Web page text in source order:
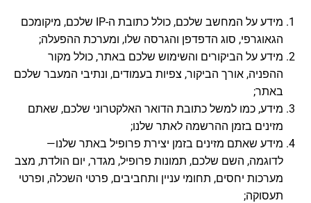
מידע על המחשב שלכם, כולל כתובת ה-IP שלכם, מיקומכם
הגאוגרפי, סוג הדפדפן והגרסה שלו, ומערכת ההפעלה;
מידע על הביקורים והשימוש שלכם באתר, כולל מקור
ההפניה, אורך הביקור, צפיות בעמודים, ונתיבי המעבר שלכם
באתר;
מידע, כמו למשל כתובת הדואר האלקטרוני שלכם, שאתם
מזינים בזמן ההרשמה לאתר שלנו;
מידע שאתם מזינים בזמן יצירת פרופיל באתר שלנו—
לדוגמה, השם שלכם, תמונות פרופיל, מגדר, יום הולדת, מצב
מערכות יחסים, תחומי עניין ותחביבים, פרטי השכלה, ופרטי
תעסוקה;